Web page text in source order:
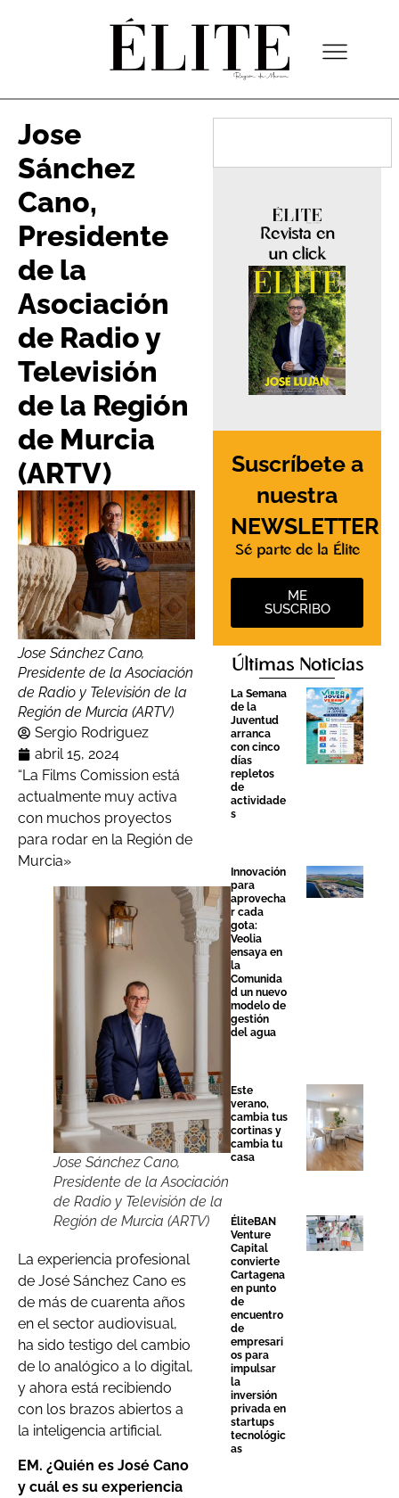
Jose
Sánchez
Cano,
Presidente
de la
Asociación
de Radio y
Televisión
de la Región
de Murcia
(ARTV)
Jose Sánchez Cano,
Presidente de la Asociación
de Radio y Televisión de la
Región de Murcia (ARTV)
Sergio Rodriguez
abril 15, 2024
“La Films Comission está
actualmente muy activa
con muchos proyectos
para rodar en la Región de
Murcia»
Jose Sánchez Cano,
Presidente de la Asociación
de Radio y Televisión de la
Región de Murcia (ARTV)
La experiencia profesional
de José Sánchez Cano es
de más de cuarenta años
en el sector audiovisual,
ha sido testigo del cambio
de lo analógico a lo digital,
y ahora está recibiendo
con los brazos abiertos a
la inteligencia artificial.
EM. ¿Quién es José Cano
y cuál es su experiencia
Revista en
un click
Suscríbete a
nuestra
NEWSLETTER
Sé parte de la Élite
ME
SUSCRIBO
Últimas Noticias
La Semana
de la
Juventud
arranca
con cinco
días
repletos
de
actividade
s
Innovación
para
aprovecha
r cada
gota:
Veolia
ensaya en
la
Comunida
d un nuevo
modelo de
gestión
del agua
Este
verano,
cambia tus
cortinas y
cambia tu
casa
ÉliteBAN
Venture
Capital
convierte
Cartagena
en punto
de
encuentro
de
empresari
os para
impulsar
la
inversión
privada en
startups
tecnológic
as